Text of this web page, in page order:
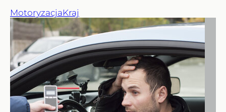
MotoryzacjaKraj